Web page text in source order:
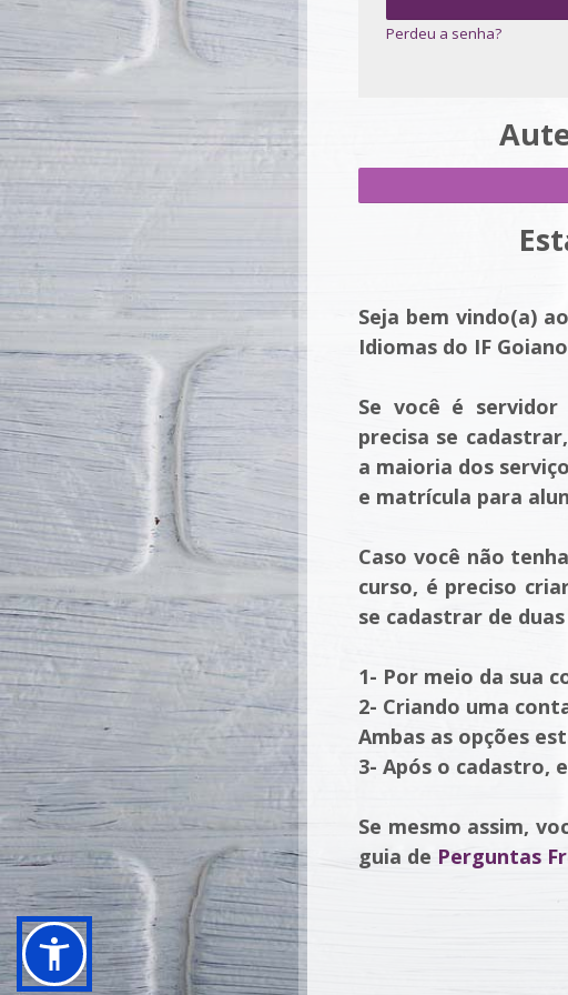
Perdeu a senha?
Seja bem vindo(a)
Idiomas do IF
Se você é
precisa se
a maioria dos
e matrícula para
Caso você não
curso, é preciso
se cadastrar de
1- Por meio da sua
2- Criando uma
Ambas as opções
3- Após o cadastro,
Se mesmo assim,
guia de Perguntas